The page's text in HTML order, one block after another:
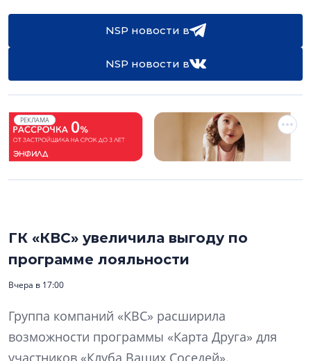
NSP новости в
NSP новости в
РЕКЛАМА
ГК «КВС» увеличила выгоду по
программе лояльности
Вчера в 17:00
Группа компаний «КВС» расширила
возможности программы «Карта Друга» для
участников «Клуба Ваших Соседей».